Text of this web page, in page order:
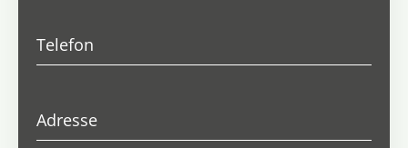
Telefon
Adresse